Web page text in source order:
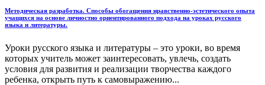
Методическая разработка. Способы обогащения нравственно-эстетического опыта
учащихся на основе личностно ориентированного подхода на уроках русского
языка и литературы.
Уроки русского языка и литературы – это уроки, во время
которых учитель может заинтересовать, увлечь, создать
условия для развития и реализации творчества каждого
ребенка, открыть путь к самовыражению...